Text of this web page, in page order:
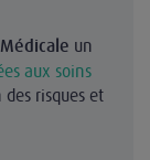
un
aux soins
des risques et